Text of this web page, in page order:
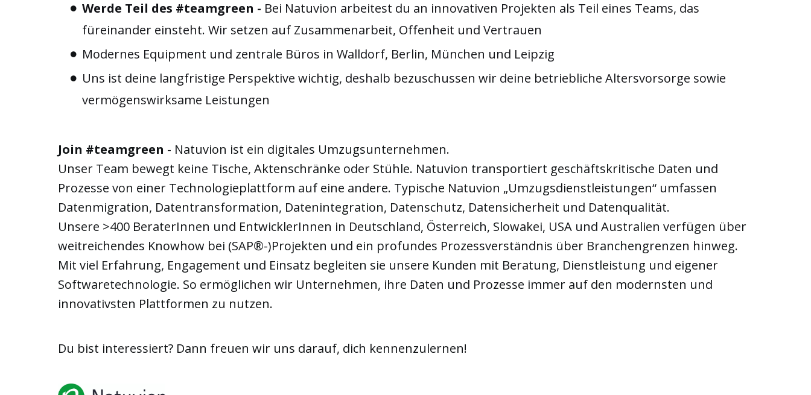
Werde Teil des #teamgreen - Bei Natuvion arbeitest du an innovativen Projekten als Teil eines Teams, das
füreinander einsteht. Wir setzen auf Zusammenarbeit, Offenheit und Vertrauen
Modernes Equipment und zentrale Büros in Walldorf, Berlin, München und Leipzig
Uns ist deine langfristige Perspektive wichtig, deshalb bezuschussen wir deine betriebliche Altersvorsorge sowie
vermögenswirksame Leistungen
Join #teamgreen - Natuvion ist ein digitales Umzugsunternehmen.
Unser Team bewegt keine Tische, Aktenschränke oder Stühle. Natuvion transportiert geschäftskritische Daten und
Prozesse von einer Technologieplattform auf eine andere. Typische Natuvion „Umzugsdienstleistungen“ umfassen
Datenmigration, Datentransformation, Datenintegration, Datenschutz, Datensicherheit und Datenqualität.
Unsere >400 BeraterInnen und EntwicklerInnen in Deutschland, Österreich, Slowakei, USA und Australien verfügen über
weitreichendes Knowhow bei (SAP®-)Projekten und ein profundes Prozessverständnis über Branchengrenzen hinweg.
Mit viel Erfahrung, Engagement und Einsatz begleiten sie unsere Kunden mit Beratung, Dienstleistung und eigener
Softwaretechnologie. So ermöglichen wir Unternehmen, ihre Daten und Prozesse immer auf den modernsten und
innovativsten Plattformen zu nutzen.
Du bist interessiert? Dann freuen wir uns darauf, dich kennenzulernen!